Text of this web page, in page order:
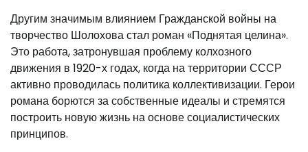
Другим значимым влиянием Гражданской войны на
творчество Шолохова стал роман «Поднятая целина».
Это работа, затронувшая проблему колхозного
движения в 1920-х годах, когда на территории СССР
активно проводилась политика коллективизации. Герои
романа борются за собственные идеалы и стремятся
построить новую жизнь на основе социалистических
принципов.